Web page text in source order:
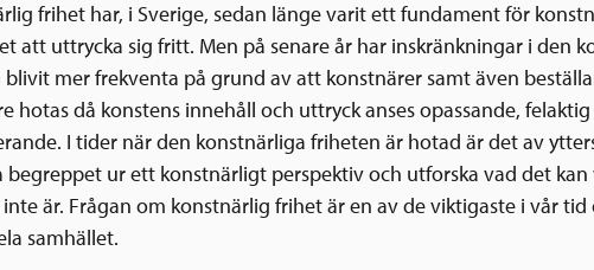
frihet har, i Sverige, sedan länge varit ett fundament för
att uttrycka sig fritt. Men på senare år har inskränkningar i den
mer frekventa på grund av att konstnärer samt även
hotas då konstens innehåll och uttryck anses opassande,
I tider när den konstnärliga friheten är hotad är det av
begreppet ur ett konstnärligt perspektiv och utforska vad det kan
är. Frågan om konstnärlig frihet är en av de viktigaste i vår tid
samhället.